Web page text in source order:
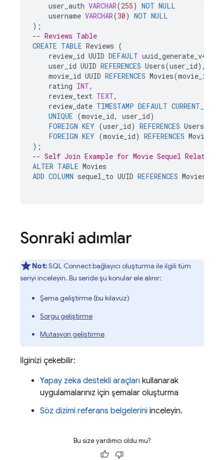
user_auth VARCHAR(255) NOT NULL
username VARCHAR(30) NOT NULL
);
-- Reviews Table
CREATE TABLE Reviews (
review_id UUID DEFAULT uuid_generate_v4
user_id UUID REFERENCES Users(user_id),
movie_id UUID REFERENCES Movies(movie_id
rating INT,
review_text TEXT,
review_date TIMESTAMP DEFAULT
UNIQUE (movie_id, user_id)
FOREIGN KEY (user_id) REFERENCES Users
FOREIGN KEY (movie_id) REFERENCES Movies
);
-- Self Join Example for Movie Sequel
ALTER TABLE Movies
ADD COLUMN sequel_to UUID REFERENCES Movies
Sonraki adımlar
Not:SQL Connectbağlayıcı oluşturma ile ilgili tüm
seriyi inceleyin. Bu seride şu konular ele alınır:
Şema geliştirme (bu kılavuz)
Sorgu geliştirme
Mutasyon geliştirme
İlginizi çekebilir:
Yapay zeka destekli araçları kullanarak
uygulamalarınız için şemalar oluşturma
Söz dizimi referans belgelerini inceleyin.
Bu size yardımcı oldu mu?